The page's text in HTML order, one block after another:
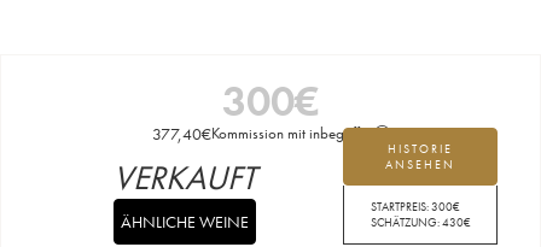
300€
377,40€Kommission mit inbegriffen
HISTORIE
ANSEHEN
STARTPREIS:300€
SCHÄTZUNG:430€
VERKAUFT
ÄHNLICHE WEINE